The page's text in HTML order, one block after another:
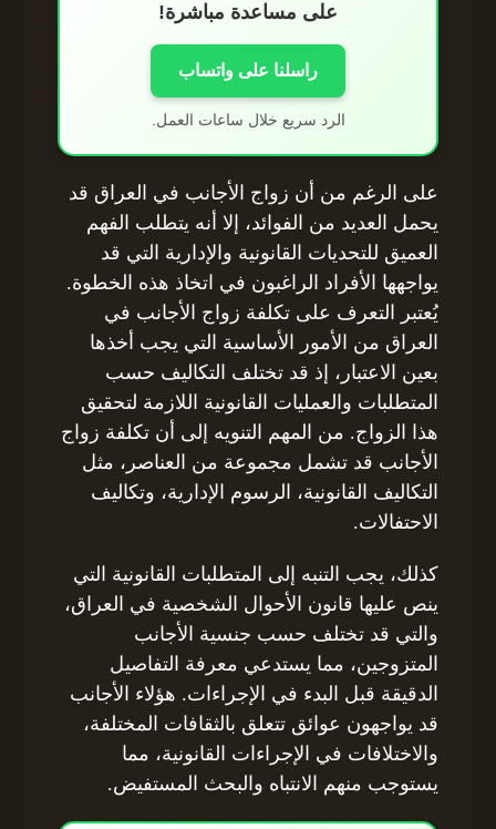
على مساعدة مباشرة!
راسلنا على واتساب
الرد سريع خلال ساعات العمل.
على الرغم من أن زواج الأجانب في العراق قد
يحمل العديد من الفوائد، إلا أنه يتطلب الفهم
العميق للتحديات القانونية والإدارية التي قد
يواجهها الأفراد الراغبون في اتخاذ هذه الخطوة.
يُعتبر التعرف على تكلفة زواج الأجانب في
العراق من الأمور الأساسية التي يجب أخذها
بعين الاعتبار، إذ قد تختلف التكاليف حسب
المتطلبات والعمليات القانونية اللازمة لتحقيق
هذا الزواج. من المهم التنويه إلى أن تكلفة زواج
الأجانب قد تشمل مجموعة من العناصر، مثل
التكاليف القانونية، الرسوم الإدارية، وتكاليف
الاحتفالات.
كذلك، يجب التنبه إلى المتطلبات القانونية التي
ينص عليها قانون الأحوال الشخصية في العراق،
والتي قد تختلف حسب جنسية الأجانب
المتزوجين، مما يستدعي معرفة التفاصيل
الدقيقة قبل البدء في الإجراءات. هؤلاء الأجانب
قد يواجهون عوائق تتعلق بالثقافات المختلفة،
والاختلافات في الإجراءات القانونية، مما
يستوجب منهم الانتباه والبحث المستفيض.